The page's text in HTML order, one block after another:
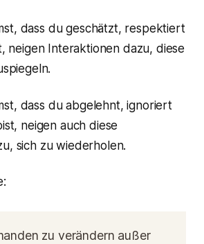
dass du geschätzt, respektiert
neigen Interaktionen dazu, diese
dass du abgelehnt, ignoriert
neigen auch diese
sich zu wiederholen.
zu verändern außer